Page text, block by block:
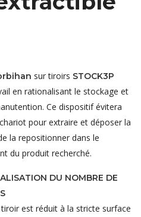
sur tiroirs STOCK3P
en rationalisant le stockage et
Ce dispositif évitera
pour extraire et déposer la
la repositionner dans le
du produit recherché.
DU NOMBRE DE
est réduit à la stricte surface